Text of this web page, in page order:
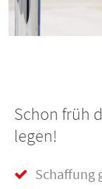
Schon früh
legen!
Schaffung